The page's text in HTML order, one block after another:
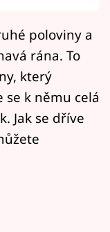
poloviny a
rána. To
který
se k němu celá
Jak se dříve